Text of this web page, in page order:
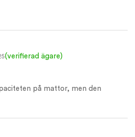
(verifierad ägare)
på mattor, men den